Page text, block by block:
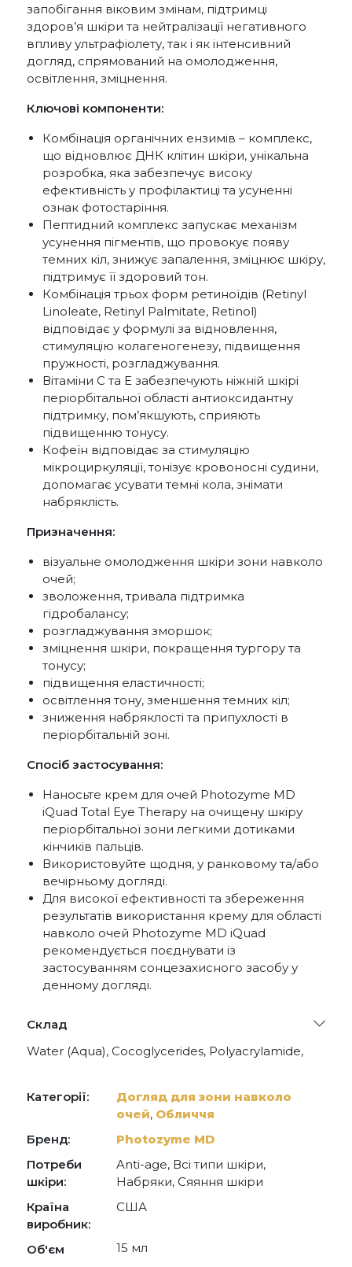
запобігання віковим змінам, підтримці
здоров’я шкіри та нейтралізації негативного
впливу ультрафіолету, так і як інтенсивний
догляд, спрямований на омолодження,
освітлення, зміцнення.
Ключові компоненти:
Комбінація органічних ензимів – комплекс,
що відновлює ДНК клітин шкіри, унікальна
розробка, яка забезпечує високу
ефективність у профілактиці та усуненні
ознак фотостаріння.
Пептидний комплекс запускає механізм
усунення пігментів, що провокує появу
темних кіл, знижує запалення, зміцнює шкіру,
підтримує її здоровий тон.
Комбінація трьох форм ретиноїдів (Retinyl
Linoleate, Retinyl Palmitate, Retinol)
відповідає у формулі за відновлення,
стимуляцію колагеногенезу, підвищення
пружності, розгладжування.
Вітаміни С та Е забезпечують ніжній шкірі
періорбітальної області антиоксидантну
підтримку, пом’якшують, сприяють
підвищенню тонусу.
Кофеїн відповідає за стимуляцію
мікроциркуляції, тонізує кровоносні судини,
допомагає усувати темні кола, знімати
набряклість.
Призначення:
візуальне омолодження шкіри зони навколо
очей;
зволоження, тривала підтримка
гідробалансу;
розгладжування зморшок;
зміцнення шкіри, покращення тургору та
тонусу;
підвищення еластичності;
освітлення тону, зменшення темних кіл;
зниження набряклості та припухлості в
періорбітальній зоні.
Спосіб застосування:
Наносьте крем для очей Photozyme MD
iQuad Total Eye Therapy на очищену шкіру
періорбітальної зони легкими дотиками
кінчиків пальців.
Використовуйте щодня, у ранковому та/або
вечірньому догляді.
Для високої ефективності та збереження
результатів використання крему для області
навколо очей Photozyme MD iQuad
рекомендується поєднувати із
застосуванням сонцезахисного засобу у
денному догляді.
Склад
Water (Aqua), Cocoglycerides, Polyacrylamide,
Nonapeptide-3, Myristol Pentapeptide-17, Retinol,
Safflower Acids, Tocopherol Acetate, Retinyl
Palmitate, Lysolecithin, Polyglyceryl-10-Laurate,
Carthamus Tinctorius (Safflower) Glycerides,
Acetyl CarboxyMethyl Cocyl Glycerin, Citric Acid,
Ascorbic Linoleate, Polyglyceryl-3 Polyricinoleate,
Polyglyceryl 5 Oleate, Ethyl Macadamiate,
Steareth-20, N-Hydroxysuccinimide, Chrysin,
Palmitoyl Tripeptide-1, Palmitoyl Tetrapeptide-7,
Hydrolyzed Hyaluronic Acid, Caffeine,
Phytonadione, Tocopherol, Linoleate / Oleate,
Micrococcus Lysate, Lecithin, Plankton Extract,
Категорії:
Догляд для зони навколо
очей, Обличчя
Бренд:
Photozyme MD
Потреби
шкіри:
Anti-age, Всі типи шкіри,
Набряки, Сяяння шкіри
Країна
виробник:
США
Об'єм 15 мл